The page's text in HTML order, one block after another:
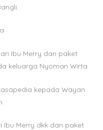
Ibu Merry dan paket
keluarga Nyoman Wirta
kepada Wayan
Ibu Merry dkk dan paket